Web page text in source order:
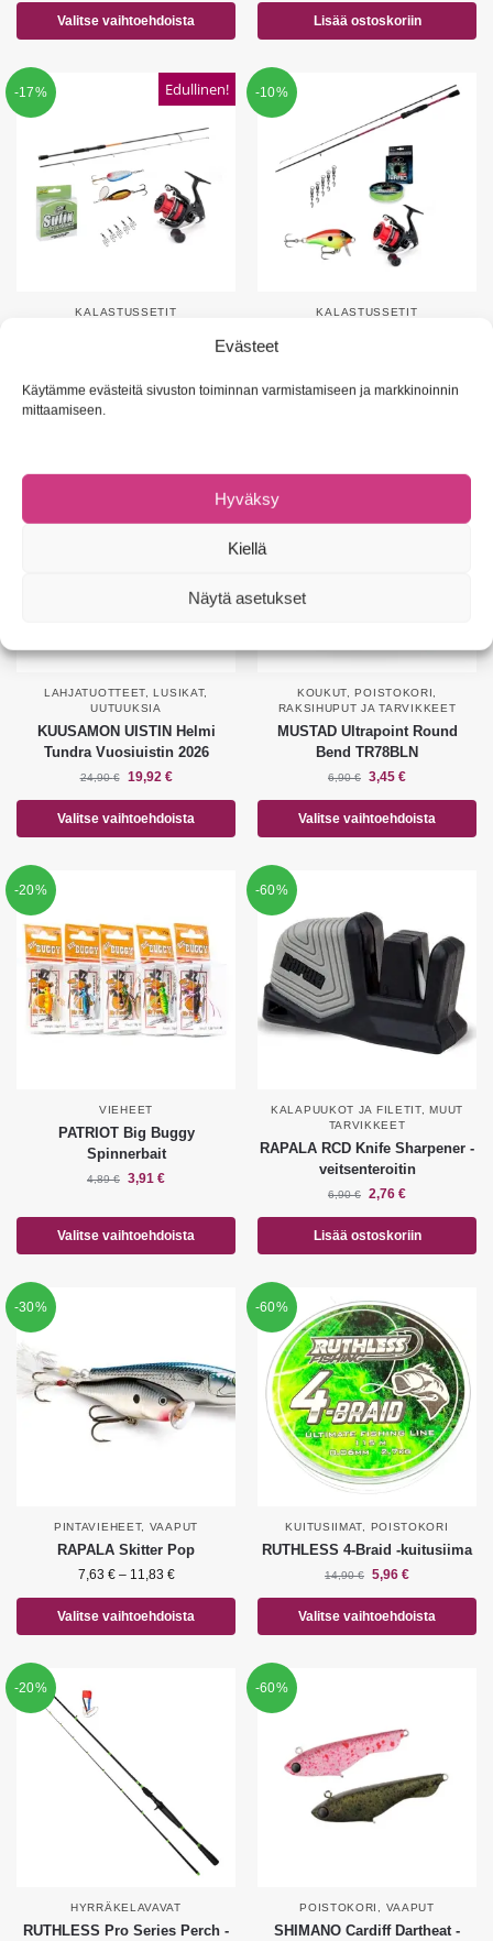
Evästeet
Käytämme evästeitä sivuston toiminnan varmistamiseen ja markkinoinnin
mittaamiseen.
Hyväksy
Kiellä
Näytä asetukset
Valitse vaihtoehdoista Lisää ostoskoriin
-17% Edullinen!
KALASTUSSETIT
-10%
KALASTUSSETIT
Lisää ostoskoriin
-20% Uutta!
LAHJATUOTTEET ,LUSIKAT,
UUTUUKSIA
KUUSAMON UISTIN Helmi
Tundra Vuosiuistin 2026
24,90€ 19,92 €
Valitse vaihtoehdoista
-50%
KOUKUT ,POISTOKORI
RAKSIHUPUT JA TARVIKKEET
MUSTAD Ultrapoint Round
Bend TR78BLN
6,90€ 3,45 €
Valitse vaihtoehdoista
-20%
VIEHEET
PATRIOT Big Buggy
Spinnerbait
4,89€ 3,91 €
Valitse vaihtoehdoista
-60%
KALAPUUKOT JA FILETIT,MUUT
TARVIKKEET
RAPALA RCD Knife Sharpener -
veitsenteroitin
6,90€ 2,76 €
Lisää ostoskoriin
-30%
PINTAVIEHEET, VAAPUT
RAPALA Skitter Pop
7,63 € – 11,83 €
Valitse vaihtoehdoista
-60%
KUITUSIIMAT POISTOKORI
RUTHLESS 4-Braid -kuitusiima
14,90€ 5,96 €
Valitse vaihtoehdoista
-20%
HYRRÄKELAVAVAT
RUTHLESS Pro Series Perch -
-60%
POISTOKORI VAAPUT
SHIMANO Cardiff Dartheat -